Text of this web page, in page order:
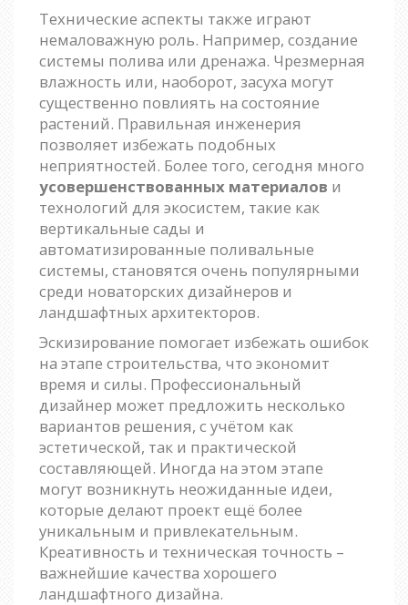
Технические аспекты также играют
немаловажную роль. Например, создание
системы полива или дренажа. Чрезмерная
влажность или, наоборот, засуха могут
существенно повлиять на состояние
растений. Правильная инженерия
позволяет избежать подобных
неприятностей. Более того, сегодня много
усовершенствованных материалов и
технологий для экосистем, такие как
вертикальные сады и
автоматизированные поливальные
системы, становятся очень популярными
среди новаторских дизайнеров и
ландшафтных архитекторов.
Эскизирование помогает избежать ошибок
на этапе строительства, что экономит
время и силы. Профессиональный
дизайнер может предложить несколько
вариантов решения, с учётом как
эстетической, так и практической
составляющей. Иногда на этом этапе
могут возникнуть неожиданные идеи,
которые делают проект ещё более
уникальным и привлекательным.
Креативность и техническая точность –
важнейшие качества хорошего
ландшафтного дизайна.